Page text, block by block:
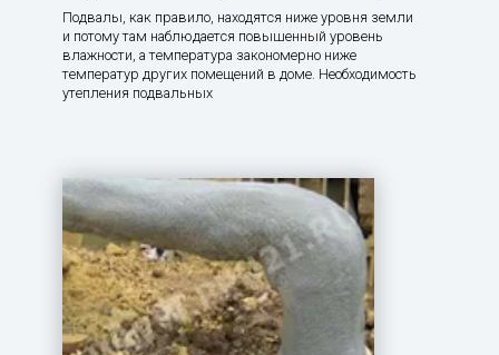
Подвалы, как правило, находятся ниже уровня земли
и потому там наблюдается повышенный уровень
влажности, а температура закономерно ниже
температур других помещений в доме. Необходимость
утепления подвальных